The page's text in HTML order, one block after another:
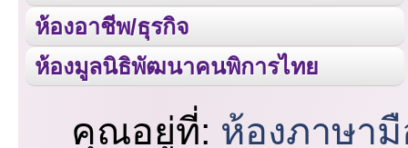
ห้องอาชีพ/ธุรกิจ
ห้องมูลนิธิพัฒนาคนพิการไทย
คุณอยู่ที่: ห้องภาษา